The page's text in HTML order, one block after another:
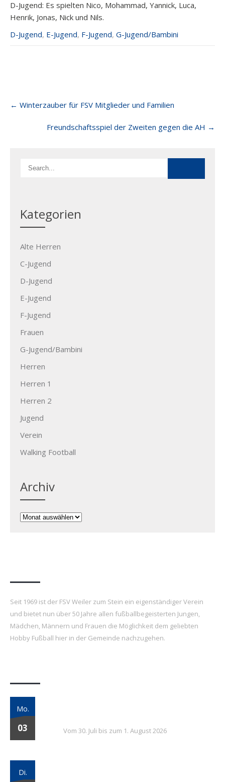
D-Jugend: Es spielten Nico, Mohammad, Yannick, Luca,
Henrik, Jonas, Nick und Nils.
D-Jugend, E-Jugend, F-Jugend, G-Jugend/Bambini
Post
navigation
← Winterzauber für FSV Mitglieder und Familien
Freundschaftsspiel der Zweiten gegen die AH →
Kategorien
Alte Herren
C-Jugend
D-Jugend
E-Jugend
F-Jugend
Frauen
G-Jugend/Bambini
Herren
Herren 1
Herren 2
Jugend
Verein
Walking Football
Archiv
Archiv
Seit 1969 ist der FSV Weiler zum Stein ein eigenständiger Verein
und bietet nun über 50 Jahre allen fußballbegeisterten Jungen,
Mädchen, Männern und Frauen die Möglichkeit dem geliebten
Hobby Fußball hier in der Gemeinde nachzugehen.
Mo.
03 Vom 30. Juli bis zum 1. August 2026
Di.